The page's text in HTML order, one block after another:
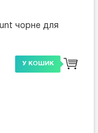
чорне для
У КОШИК